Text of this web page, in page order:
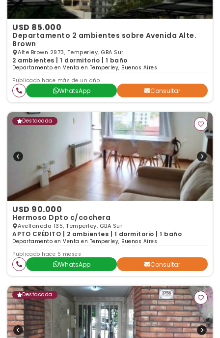
USD 85.000
Departamento 2 ambientes sobre Avenida Alte.
Brown
Alte Brown 2973, Temperley, GBA Sur
2 ambientes | 1 dormitorio | 1 baño
Departamento en Venta en Temperley, Buenos Aires
Publicado hace más de un año
WhatsApp Consultar
Destacada
USD 90.000
Hermoso Dpto c/cochera
Avellaneda 135, Temperley, GBA Sur
APTO CRÉDITO | 2 ambientes | 1 dormitorio | 1 baño
Departamento en Venta en Temperley, Buenos Aires
Publicado hace 5 meses
WhatsApp Consultar
Destacada